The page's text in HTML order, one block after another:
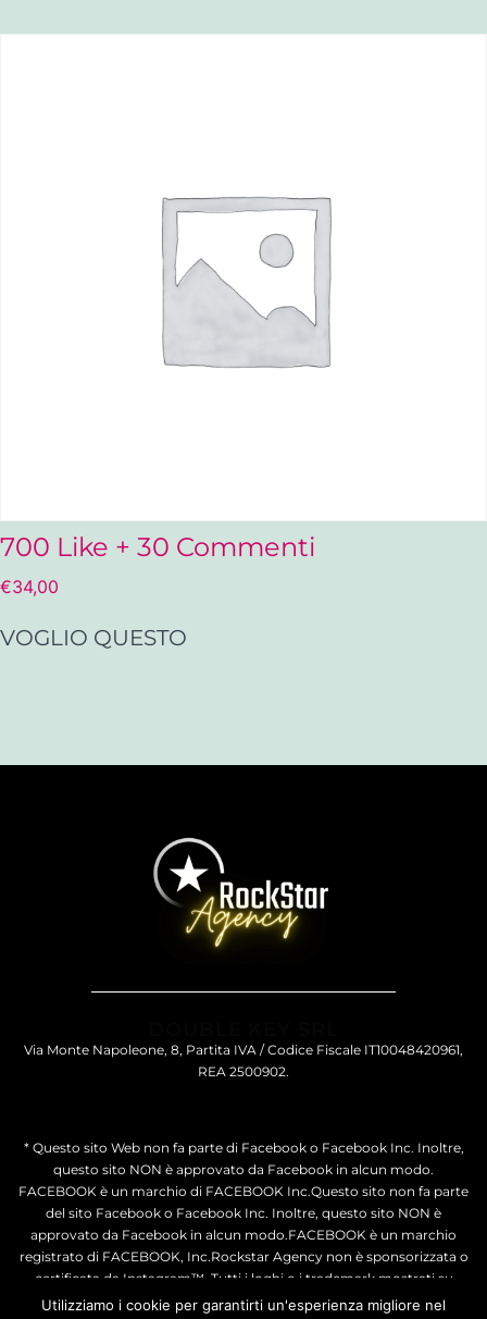
700 Like + 30 Commenti
€34,00
VOGLIO QUESTO
Via Monte Napoleone, 8, Partita IVA / Codice Fiscale IT10048420961,
REA 2500902.
* Questo sito Web non fa parte di Facebook o Facebook Inc. Inoltre,
questo sito NON è approvato da Facebook in alcun modo.
FACEBOOK è un marchio di FACEBOOK Inc.Questo sito non fa parte
del sito Facebook o Facebook Inc. Inoltre, questo sito NON è
approvato da Facebook in alcun modo.FACEBOOK è un marchio
registrato di FACEBOOK, Inc.Rockstar Agency non è sponsorizzata o
certificata da Instagram™. Tutti i loghi o i trademark mostrati su
questo sito web sono di proprietà di Instagram.
Utilizziamo i cookie per garantirti un'esperienza migliore nel